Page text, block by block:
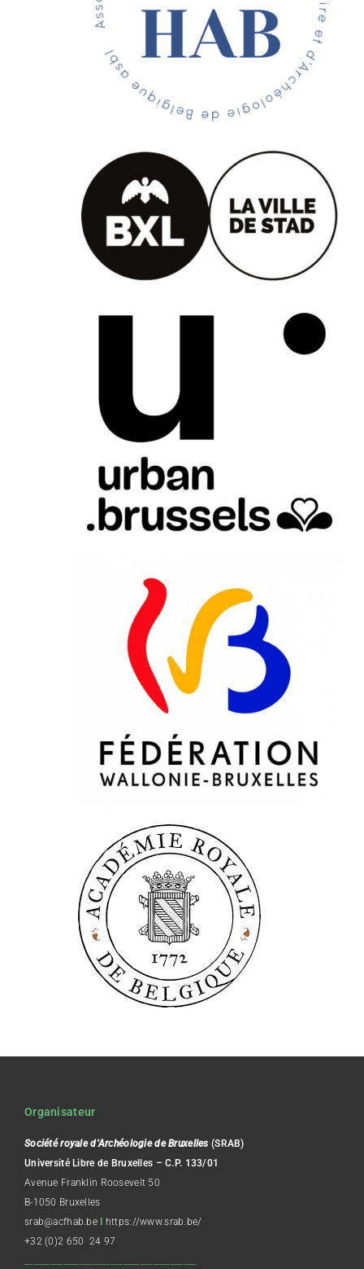
Organisateur
Société royale d’Archéologie de Bruxelles (SRAB)
Université Libre de Bruxelles – C.P. 133/01
Avenue Franklin Roosevelt 50
B-1050 Bruxelles
srab@acfhab.be
https://www.srab.be/
+32 (0)2 650 24 97